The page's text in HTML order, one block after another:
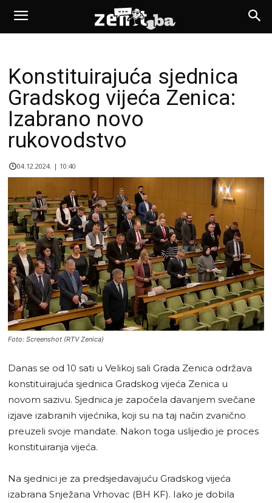
Konstituirajuća sjednica
Gradskog vijeća Zenica:
Izabrano novo
rukovodstvo
04.12.2024. | 10:40
Foto: Screenshot (RTV Zenica)
Danas se od 10 sati u Velikoj sali Grada Zenica održava
konstituirajuća sjednica Gradskog vijeća Zenica u
novom sazivu. Sjednica je započela davanjem svečane
izjave izabranih vijećnika, koji su na taj način zvanično
preuzeli svoje mandate. Nakon toga uslijedio je proces
konstituiranja vijeća.
Na sjednici je za predsjedavajuću Gradskog vijeća
izabrana Snježana Vrhovac (BH KF). Iako je dobila